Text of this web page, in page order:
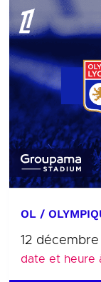
OL /
12
date et heure